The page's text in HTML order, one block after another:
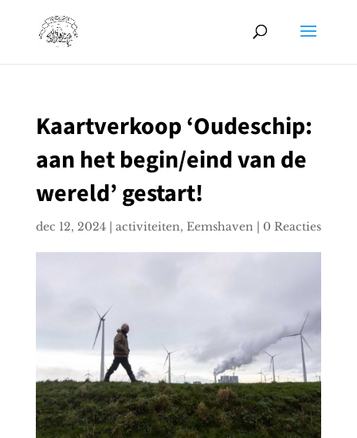
Kaartverkoop ‘Oudeschip:
aan het begin/eind van de
wereld’ gestart!
dec 12, 2024| activiteiten, Eemshaven| 0 Reacties